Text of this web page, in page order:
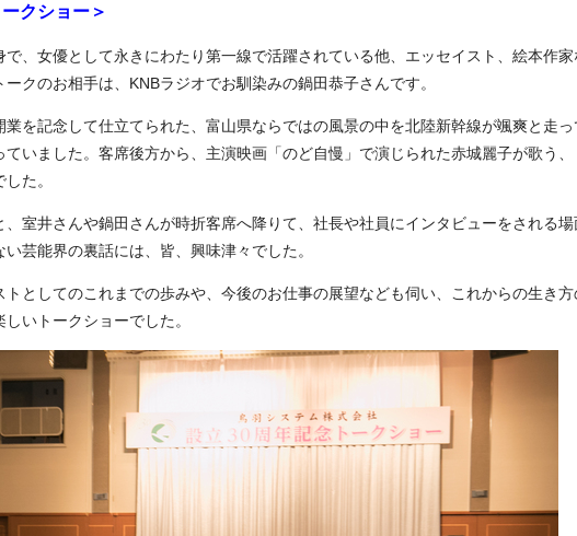
クショー＞
、女優として永きにわたり第一線で活躍されている他、エッセイスト、絵本作家
クのお相手は、KNBラジオでお馴染みの鍋田恭子さんです。
を記念して仕立てられた、富山県ならではの風景の中を北陸新幹線が颯爽と走っ
いました。客席後方から、主演映画「のど自慢」で演じられた赤城麗子が歌う
た。
室井さんや鍋田さんが時折客席へ降りて、社長や社員にインタビューをされる場
芸能界の裏話には、皆、興味津々でした。
としてのこれまでの歩みや、今後のお仕事の展望なども伺い、これからの生き方
いトークショーでした。